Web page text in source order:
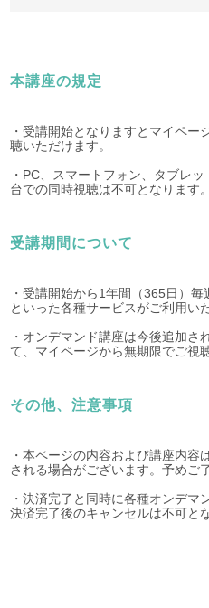
本講座の規定
・受講開始となりますとマイペー
聴いただけます。
・PC、スマートフォン、タブレ
台での同時視聴は不可となります。
受講期間について
・受講開始から1年間（365日）
といった各種サービスがご利用い
・オンデマンド講座は今後追加さ
て、マイページから無期限でご視
その他、注意事項
・本ページの内容および講座内容
される場合がございます。予めご
・決済完了と同時に各種オンデマ
決済完了後のキャンセルは不可と